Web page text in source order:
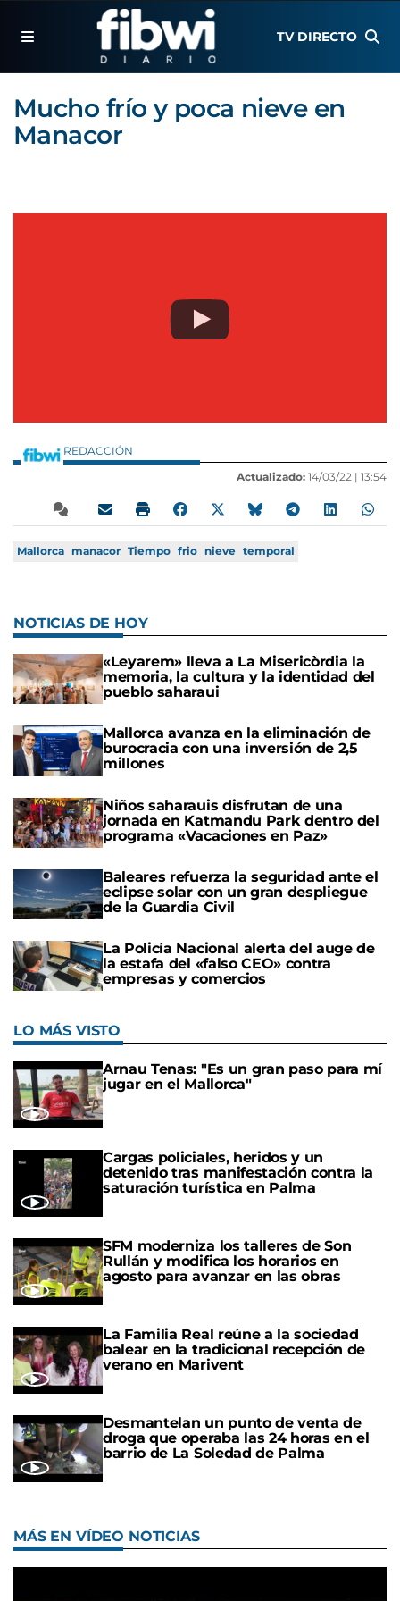
TV DIRECTO
Mucho frío y poca nieve en
Manacor
REDACCIÓN
Actualizado: 14/03/22 | 13:54
Mallorca manacor Tiempo frio nieve temporal
NOTICIAS DE HOY
«Leyarem» lleva a La Misericòrdia la
memoria, la cultura y la identidad del
pueblo saharaui
Mallorca avanza en la eliminación de
burocracia con una inversión de 2,5
millones
Niños saharauis disfrutan de una
jornada en Katmandu Park dentro del
programa «Vacaciones en Paz»
Baleares refuerza la seguridad ante el
eclipse solar con un gran despliegue
de la Guardia Civil
La Policía Nacional alerta del auge de
la estafa del «falso CEO» contra
empresas y comercios
LO MÁS VISTO
Arnau Tenas: "Es un gran paso para mí
jugar en el Mallorca"
Cargas policiales, heridos y un
detenido tras manifestación contra la
saturación turística en Palma
SFM moderniza los talleres de Son
Rullán y modifica los horarios en
agosto para avanzar en las obras
La Familia Real reúne a la sociedad
balear en la tradicional recepción de
verano en Marivent
Desmantelan un punto de venta de
droga que operaba las 24 horas en el
barrio de La Soledad de Palma
MÁS EN VÍDEO NOTICIAS